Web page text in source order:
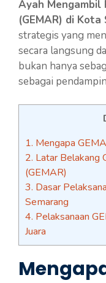
Ayah Mengambil
(GEMAR) di Kota
strategis yang
secara langsung
bukan hanya
sebagai
1. Mengapa
2. Latar Belakang
(GEMAR)
3. Dasar
Semarang
4. Pelaksanaan
Juara